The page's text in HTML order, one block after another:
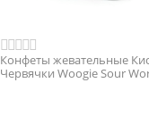
Конфеты жевательные
Червячки Woogie Sour